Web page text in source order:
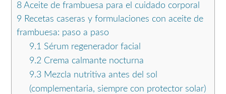
8 Aceite de frambuesa para el cuidado corporal
9 Recetas caseras y formulaciones con aceite de
frambuesa: paso a paso
9.1 Sérum regenerador facial
9.2Crema calmante nocturna
9.3Mezcla nutritiva antes del sol
(complementaria, siempre con protector solar)